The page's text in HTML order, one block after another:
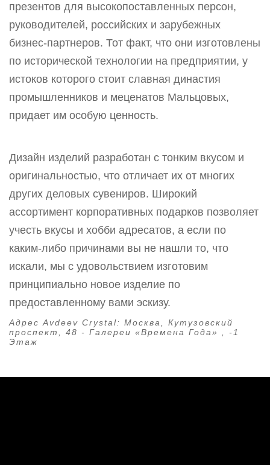
презентов для высокопоставленных персон,
руководителей, российских и зарубежных
бизнес-партнеров. Тот факт, что они изготовлены
по исторической технологии на предприятии, у
истоков которого стоит славная династия
промышленников и меценатов Мальцовых,
придает им особую ценность.
Дизайн изделий разработан с тонким вкусом и
оригинальностью, что отличает их от многих
других деловых сувениров. Широкий
ассортимент корпоративных подарков позволяет
учесть вкусы и хобби адресатов, а если по
каким-либо причинами вы не нашли то, что
искали, мы с удовольствием изготовим
принципиально новое изделие по
предоставленному вами эскизу.
Адрес Avdeev Crystal: Москва, Кутузовский
проспект, 48 - Галереи «Времена Года» , -1
Этаж